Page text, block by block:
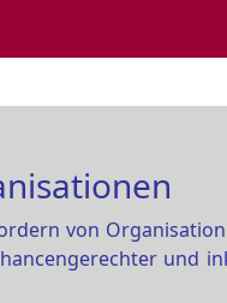
von
und